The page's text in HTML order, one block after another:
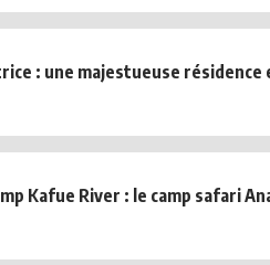
: une majestueuse résidence
Kafue River : le camp safari